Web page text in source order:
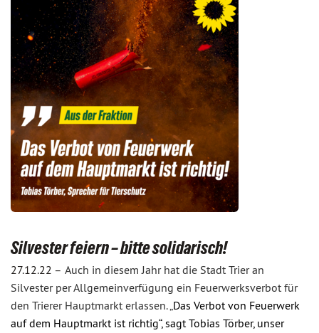
Silvester feiern – bitte solidarisch!
27.12.22 – Auch in diesem Jahr hat die Stadt Trier an
Silvester per Allgemeinverfügung ein Feuerwerksverbot für
den Trierer Hauptmarkt erlassen. „Das Verbot von Feuerwerk
auf dem Hauptmarkt ist richtig“, sagt Tobias Törber, unser